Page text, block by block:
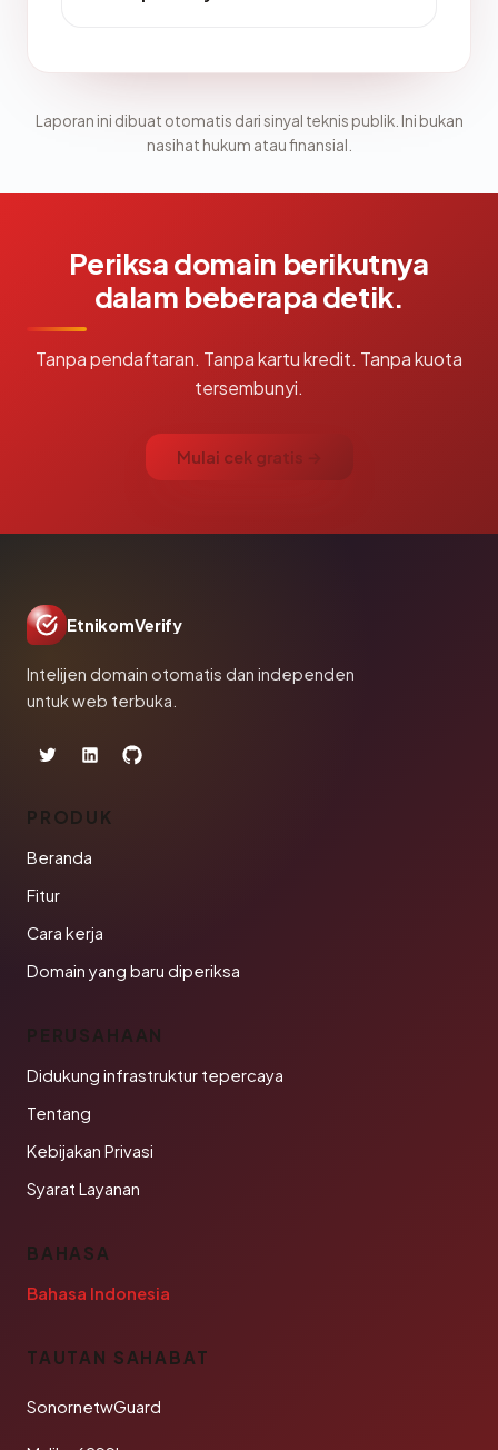
Laporan ini dibuat otomatis dari sinyal teknis publik. Ini bukan
nasihat hukum atau finansial.
Periksa domain berikutnya
dalam beberapa detik.
Tanpa pendaftaran. Tanpa kartu kredit. Tanpa kuota
tersembunyi.
Mulai cek gratis →
EtnikomVerify
Intelijen domain otomatis dan independen
untuk web terbuka.
PRODUK
Beranda
Fitur
Cara kerja
Domain yang baru diperiksa
PERUSAHAAN
Didukung infrastruktur tepercaya
Tentang
Kebijakan Privasi
Syarat Layanan
BAHASA
Bahasa Indonesia
TAUTAN SAHABAT
SonornetwGuard